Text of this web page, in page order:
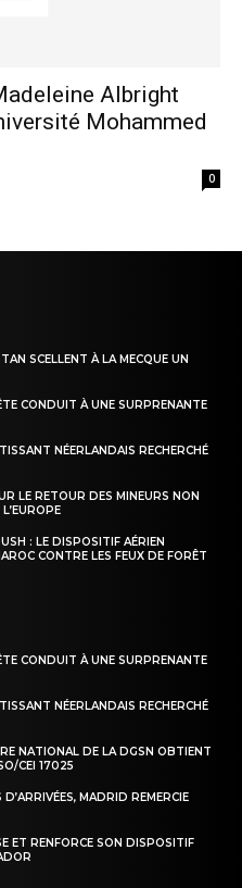
de
Albright
Mohammed
0
SCELLENT À LA MECQUE UN
CONDUIT À UNE SURPRENANTE
NÉERLANDAIS RECHERCHÉ
LE RETOUR DES MINEURS NON
: LE DISPOSITIF AÉRIEN
CONTRE LES FEUX DE FORÊT
CONDUIT À UNE SURPRENANTE
NÉERLANDAIS RECHERCHÉ
NATIONAL DE LA DGSN OBTIENT
CEI 17025
MADRID REMERCIE
ET RENFORCE SON DISPOSITIF